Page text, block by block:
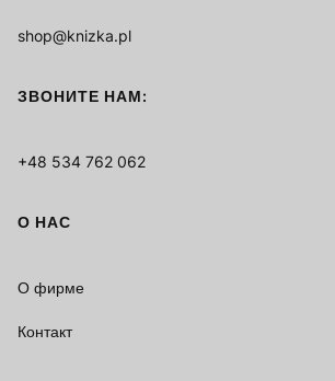
shop@knizka.pl
ЗВОНИТЕ НАМ:
+48 534 762 062
О НАС
О фирме
Контакт